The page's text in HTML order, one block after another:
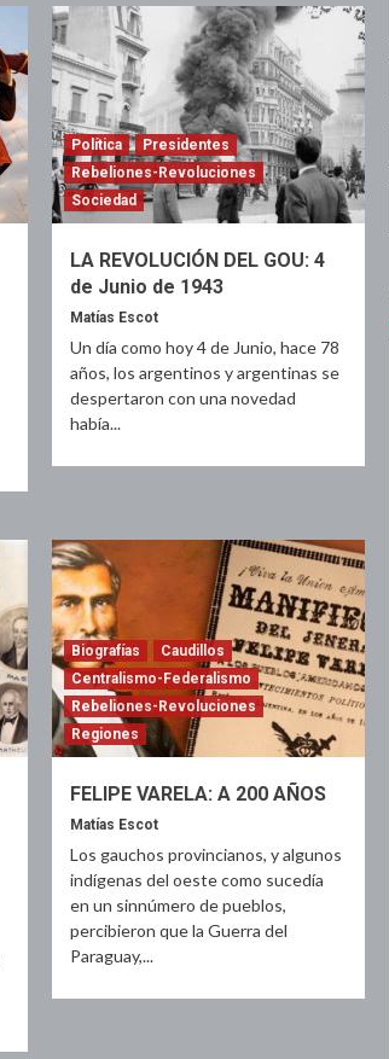
Política
Presidentes
Rebeliones-Revoluciones
Sociedad
LA REVOLUCIÓN DEL GOU: 4
de Junio de 1943
Matías Escot
Un día como hoy 4 de Junio, hace 78
años, los argentinos y argentinas se
despertaron con una novedad
había...
Biografías
Caudillos
Centralismo-Federalismo
Rebeliones-Revoluciones
Regiones
FELIPE VARELA: A 200 AÑOS
Matías Escot
Los gauchos provincianos, y algunos
indígenas del oeste como sucedía
en un sinnúmero de pueblos,
percibieron que la Guerra del
Paraguay,...